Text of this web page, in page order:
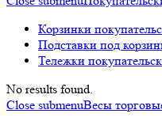
Корзинки
Подставки под
Тележки
No results found.
Close submenuВесы